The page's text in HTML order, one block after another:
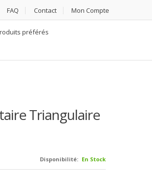
FAQ Contact Mon Compte
préférés
Triangulaire
Disponibilité: En Stock